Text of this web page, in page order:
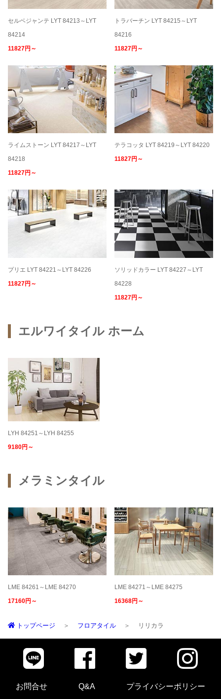
セルベジャンテ LYT 84213～LYT
84214
11827円～
トラバーチン LYT 84215～LYT
84216
11827円～
ライムストーン LYT 84217～LYT
84218
11827円～
テラコッタ LYT 84219～LYT 84220
11827円～
プリエ LYT 84221～LYT 84226
11827円～
ソリッドカラー LYT 84227～LYT
84228
11827円～
エルワイタイル ホーム
LYH 84251～LYH 84255
9180円～
メラミンタイル
LME 84261～LME 84270
17160円～
LME 84271～LME 84275
16368円～
トップページ フロアタイル リリカラ
お問合せ Q&A プライバシーポリシー